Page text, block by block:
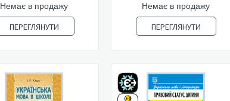
Немає в продажу
ПЕРЕГЛЯНУТИ
Немає в продажу
ПЕРЕГЛЯНУТИ